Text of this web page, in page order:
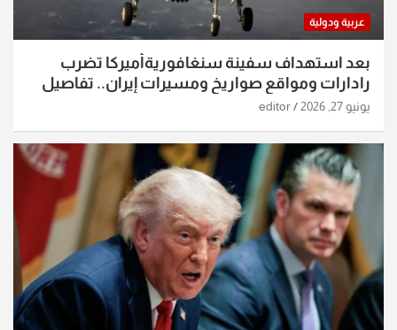
عربية ودولية
بعد استهداف سفينة سنغافوريةأميركا تضرب
رادارات ومواقع صواريخ ومسيرات إيران.. تفاصيل
الساعات الماضية
يونيو 27, 2026 editor